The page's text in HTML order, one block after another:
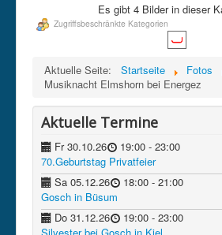
Es gibt 4 Bilder in dieser
Zugriffsbeschränkte Kategorien
Aktuelle Seite: Startseite
Fotos
Musiknacht Elmshorn bei Energez
Aktuelle Termine
Fr 30.10.26 19:00 - 23:00
70.Geburtstag Privatfeier
Sa 05.12.26
18:00 - 21:00
Gosch in Büsum
Do 31.12.26
19:00 - 23:00